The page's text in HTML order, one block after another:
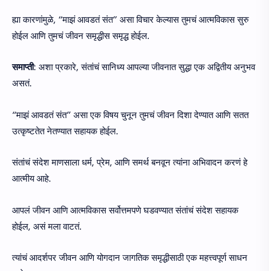
ह्या कारणांमुळे, “माझं आवडतं संत” असा विचार केल्यास तुमचं आत्मविकास सुरु
होईल आणि तुमचं जीवन समृद्धीस समृद्ध होईल.
समाप्ती: अशा प्रकारे, संतांचं सानिध्य आपल्या जीवनात सुद्धा एक अद्वितीय अनुभव
असतं.
“माझं आवडतं संत” असा एक विषय चुनून तुमचं जीवन दिशा देण्यात आणि सतत
उत्कृष्टतेत नेतण्यात सहायक होईल.
संतांचं संदेश माणसाला धर्म, प्रेम, आणि समर्थ बनवून त्यांना अभिवादन करणं हे
आत्मीय आहे.
आपलं जीवन आणि आत्मविकास सर्वोत्तमपणे घडवण्यात संतांचं संदेश सहायक
होईल, असं मला वाटतं.
त्यांचं आदर्शपर जीवन आणि योगदान जागतिक समृद्धीसाठी एक महत्त्वपूर्ण साधन